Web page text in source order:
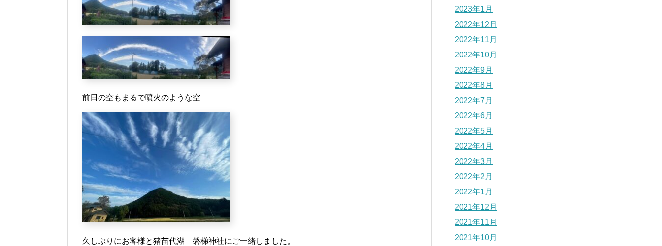
前日の空もまるで噴火のような空
久しぶりにお客様と猪苗代湖 磐梯神社にご一緒しました。
2023年1月
2022年12月
2022年11月
2022年10月
2022年9月
2022年8月
2022年7月
2022年6月
2022年5月
2022年4月
2022年3月
2022年2月
2022年1月
2021年12月
2021年11月
2021年10月